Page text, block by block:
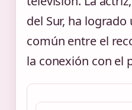
del Sur, ha
común entre el
la conexión con el